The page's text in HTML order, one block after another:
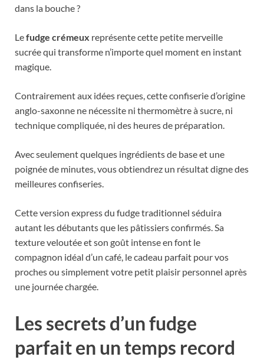
dans la bouche ?
Lefudge crémeux représente cette petite merveille
sucrée qui transforme n’importe quel moment en instant
magique.
Contrairement aux idées reçues, cette confiserie d’origine
anglo-saxonne ne nécessite ni thermomètre à sucre, ni
technique compliquée, ni des heures de préparation.
Avec seulement quelques ingrédients de base et une
poignée de minutes, vous obtiendrez un résultat digne des
meilleures confiseries.
Cette version express du fudge traditionnel séduira
autant les débutants que les pâtissiers confirmés. Sa
texture veloutée et son goût intense en font le
compagnon idéal d’un café, le cadeau parfait pour vos
proches ou simplement votre petit plaisir personnel après
une journée chargée.
Les secrets d’un fudge
parfait en un temps record